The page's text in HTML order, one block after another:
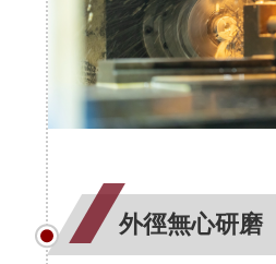
外徑無心研磨